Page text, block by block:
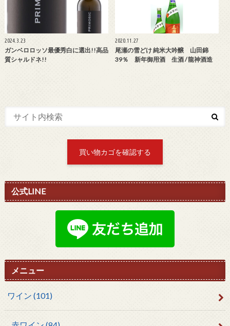
2024.3.23
ガンベロロッソ最優秀白に選出!!高品
質シャルドネ!!
2020.11.27
尾瀬の雪どけ 純米大吟醸 山田錦
39％ 新年御用酒 生酒 / 龍神酒造
買い物カゴを確認する
公式LINE
メニュー
ワイン (101)